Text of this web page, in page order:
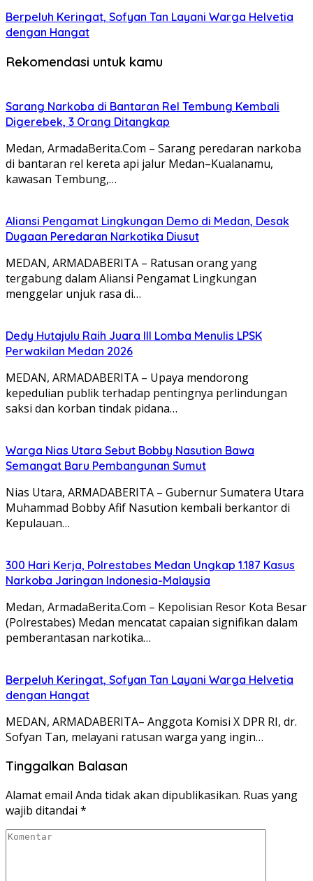
Berpeluh Keringat, Sofyan Tan Layani Warga Helvetia
dengan Hangat
Rekomendasi untuk kamu
Sarang Narkoba di Bantaran Rel Tembung Kembali
Digerebek, 3 Orang Ditangkap
Medan, ArmadaBerita.Com – Sarang peredaran narkoba
di bantaran rel kereta api jalur Medan–Kualanamu,
kawasan Tembung,…
Aliansi Pengamat Lingkungan Demo di Medan, Desak
Dugaan Peredaran Narkotika Diusut
MEDAN, ARMADABERITA – Ratusan orang yang
tergabung dalam Aliansi Pengamat Lingkungan
menggelar unjuk rasa di…
Dedy Hutajulu Raih Juara III Lomba Menulis LPSK
Perwakilan Medan 2026
MEDAN, ARMADABERITA – Upaya mendorong
kepedulian publik terhadap pentingnya perlindungan
saksi dan korban tindak pidana…
Warga Nias Utara Sebut Bobby Nasution Bawa
Semangat Baru Pembangunan Sumut
Nias Utara, ARMADABERITA – Gubernur Sumatera Utara
Muhammad Bobby Afif Nasution kembali berkantor di
Kepulauan…
300 Hari Kerja, Polrestabes Medan Ungkap 1.187 Kasus
Narkoba Jaringan Indonesia-Malaysia
Medan, ArmadaBerita.Com – Kepolisian Resor Kota Besar
(Polrestabes) Medan mencatat capaian signifikan dalam
pemberantasan narkotika…
Berpeluh Keringat, Sofyan Tan Layani Warga Helvetia
dengan Hangat
MEDAN, ARMADABERITA– Anggota Komisi X DPR RI, dr.
Sofyan Tan, melayani ratusan warga yang ingin…
Tinggalkan Balasan
Alamat email Anda tidak akan dipublikasikan. Ruas yang
wajib ditandai *